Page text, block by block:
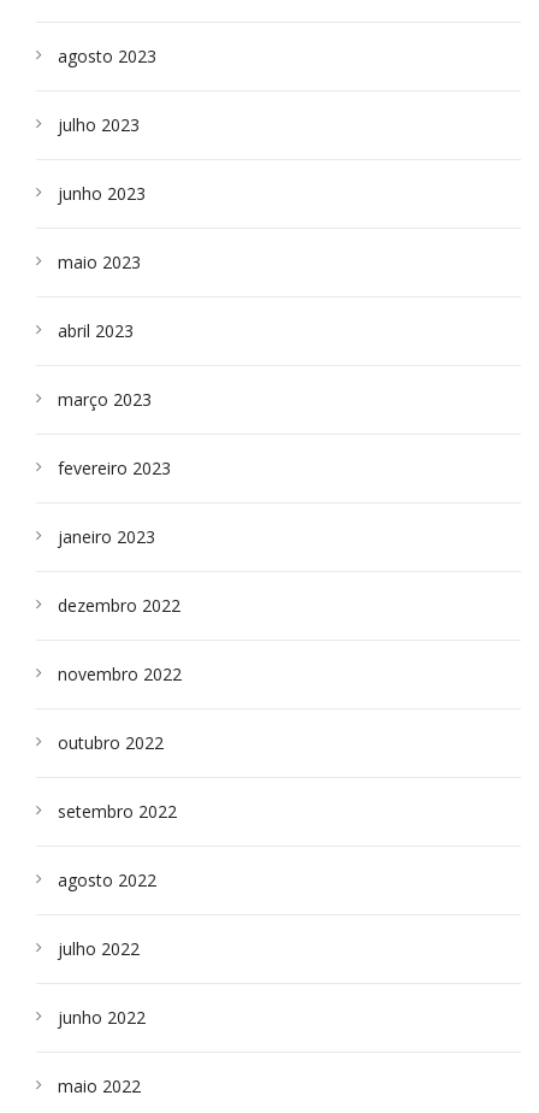
agosto 2023
julho 2023
junho 2023
maio 2023
abril 2023
março 2023
fevereiro 2023
janeiro 2023
dezembro 2022
novembro 2022
outubro 2022
setembro 2022
agosto 2022
julho 2022
junho 2022
maio 2022